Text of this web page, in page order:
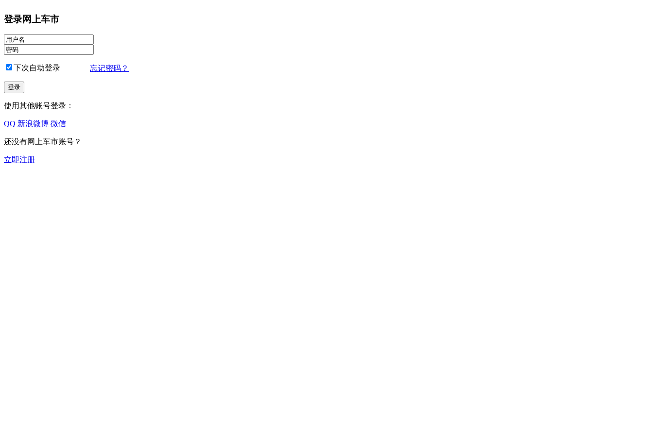
登录网上车市
下次自动登录 忘记密码？
使用其他账号登录：
QQ 新浪微博 微信
还没有网上车市账号？
立即注册